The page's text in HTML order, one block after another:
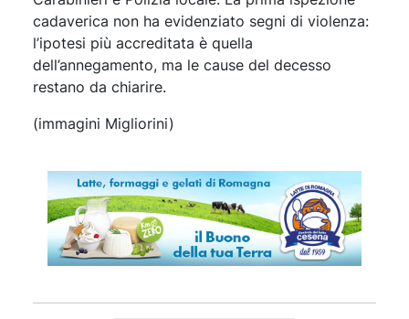
cadaverica non ha evidenziato segni di violenza:
l’ipotesi più accreditata è quella
dell’annegamento, ma le cause del decesso
restano da chiarire.
(immagini Migliorini)